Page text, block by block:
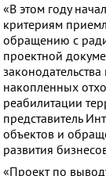
«В этом году
критериям
обращению с
проектной
накопленных
реабилитации
представитель
объектов и
развития
«Проект по